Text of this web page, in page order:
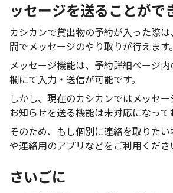
ッセージを送ることがで
カシカンで貸出物の予約が入った際
間でメッセージのやり取りが行えます。
メッセージ機能は、予約詳細ページ
欄にて入力・送信が可能です。
しかし、現在のカシカンではメッセ
お知らせを送る機能は未対応になって
そのため、もし個別に連絡を取りた
や連絡用のアプリなどをご利用くださ
さいごに